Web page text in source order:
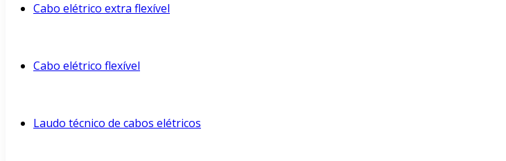
Cabo elétrico extra flexível
Cabo elétrico flexível
Laudo técnico de cabos elétricos